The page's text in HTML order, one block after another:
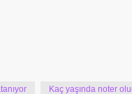
Kaç yaşında noter